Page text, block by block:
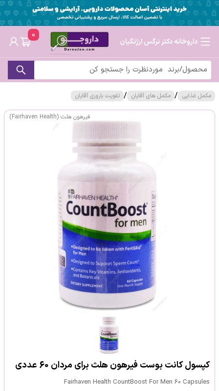
داروخانه دکتر نرگس ارژنگیان
0
مکمل غذایی / مکمل های آقایان / تقویت باروری آقایان
فیرهون هلث (Fairhaven Health)
کپسول کانت بوست فیرهون هلث برای مردان 60 عددی
Fairhaven Health CountBoost For Men 60 Capsules